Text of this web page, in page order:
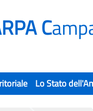
C
Lo Stato